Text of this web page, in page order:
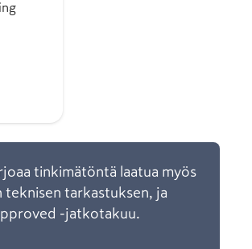
tinkimätöntä laatua myös
teknisen tarkastuksen, ja
-jatkotakuu.